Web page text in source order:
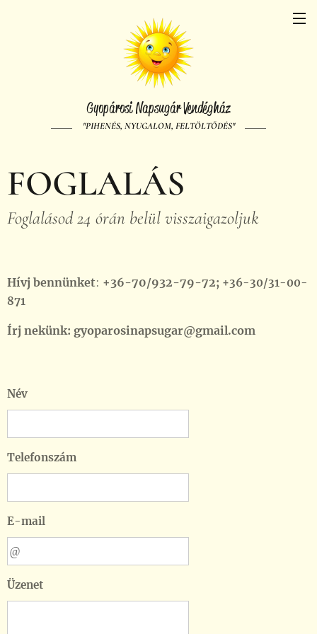
Gyopárosi Napsugár Vendégház
"PIHENÉS, NYUGALOM, FELTÖLTŐDÉS"
FOGLALÁS
Foglalásod 24 órán belül visszaigazoljuk
Hívj bennünket: +36-70/932-79-72; +36-30/31-00-
871
Írj nekünk: gyoparosinapsugar@gmail.com
Név
Telefonszám
E-mail
Üzenet